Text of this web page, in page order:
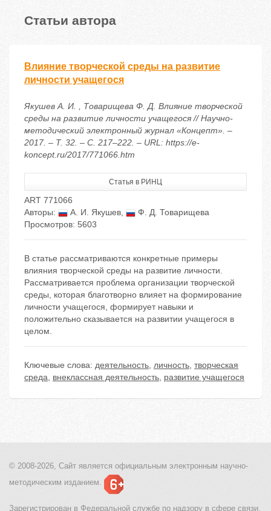
Статьи автора
Влияние творческой среды на развитие
личности учащегося
Якушев А. И. , Товарищева Ф. Д. Влияние творческой
среды на развитие личности учащегося // Научно-
методический электронный журнал «Концепт». –
2017. – Т. 32. – С. 217–222. – URL: https://e-
koncept.ru/2017/771066.htm
Статья в РИНЦ
ART 771066
Авторы:
А. И. Якушев,
Ф. Д. Товарищева
Просмотров: 5603
В статье рассматриваются конкретные примеры
влияния творческой среды на развитие личности.
Рассматривается проблема организации творческой
среды, которая благотворно влияет на формирование
личности учащегося, формирует навыки и
положительно сказывается на развитии учащегося в
целом.
Ключевые слова: деятельность, личность, творческая
среда, внеклассная деятельность, развитие учащегося
© 2008-2026, Сайт является официальным электронным научно-
методическим изданием.
Зарегистрирован в Федеральной службе по надзору в сфере связи,